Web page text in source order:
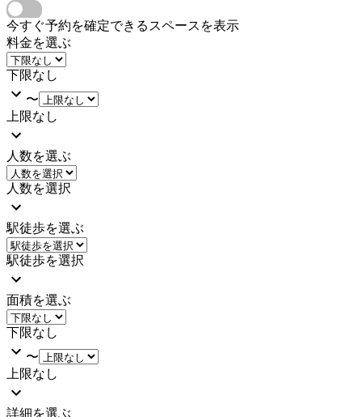
今すぐ予約を確定できるスペースを表示
料金を選ぶ
下限なし
〜
上限なし
人数を選ぶ
人数を選択
駅徒歩を選ぶ
駅徒歩を選択
面積を選ぶ
下限なし
〜
上限なし
詳細を選ぶ